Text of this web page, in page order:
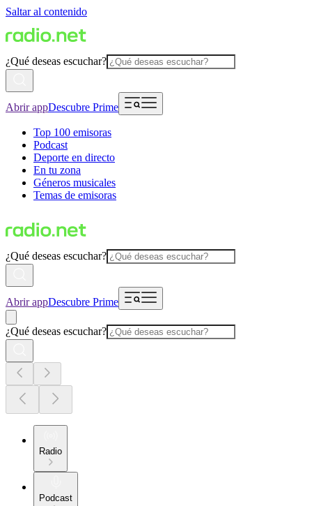
Saltar al contenido
¿Qué deseas escuchar?
Abrir appDescubre Prime
Top 100 emisoras
Podcast
Deporte en directo
En tu zona
Géneros musicales
Temas de emisoras
¿Qué deseas escuchar?
Abrir appDescubre Prime
¿Qué deseas escuchar?
Radio
Podcast